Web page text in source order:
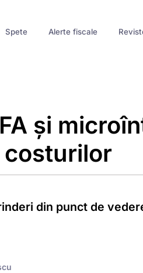
Spete Alerte fiscale
și
costurilor
din punct de